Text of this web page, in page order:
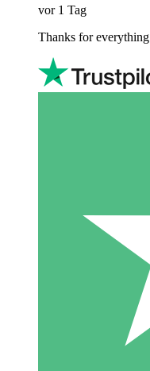
vor 1 Tag
Thanks for everything